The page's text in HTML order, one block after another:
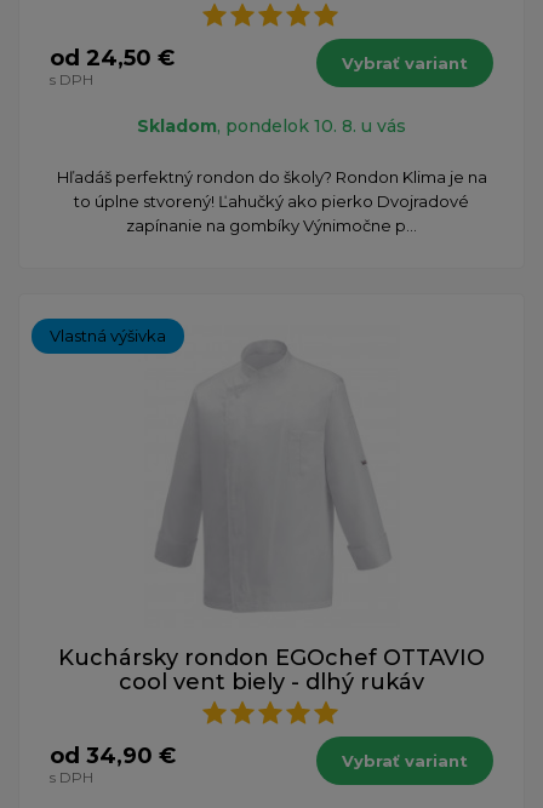
od 24,50 €
s DPH
Vybrať variant
Skladom, pondelok 10. 8. u vás
Hľadáš perfektný rondon do školy? Rondon Klima je na
to úplne stvorený! Ľahučký ako pierko Dvojradové
zapínanie na gombíky Výnimočne p...
Vlastná výšivka
Kuchársky rondon EGOchef OTTAVIO
cool vent biely - dlhý rukáv
od 34,90 €
s DPH
Vybrať variant